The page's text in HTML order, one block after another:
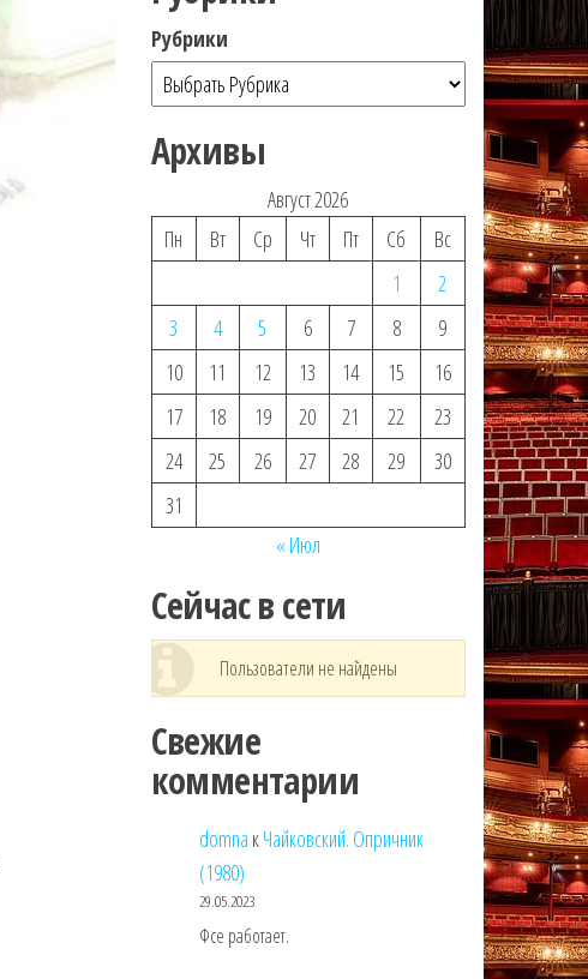
Рубрики
Архивы
Август 2026
Пн
Вт Ср Чт Пт Сб
Вс
1
2
3
4 5 6 7 8
9
10
11 12 13 14 15
16
17
18 19 20 21 22
23
24
25 26 27 28 29
30
31
« Июл
Сейчас в сети
Пользователи не найдены
Свежие
комментарии
domna кЧайковский. Опричник
(1980)
29.05.2023
Фсе работает.